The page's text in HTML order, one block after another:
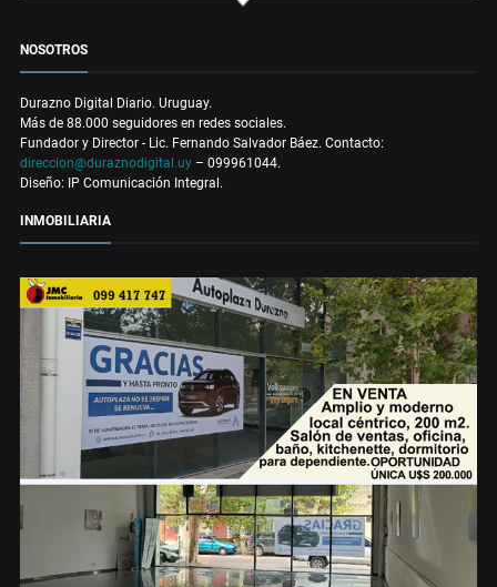
NOSOTROS
Durazno Digital Diario. Uruguay.
Más de 88.000 seguidores en redes sociales.
Fundador y Director - Lic. Fernando Salvador Báez. Contacto:
direccion@duraznodigital.uy – 099961044.
Diseño: IP Comunicación Integral.
INMOBILIARIA